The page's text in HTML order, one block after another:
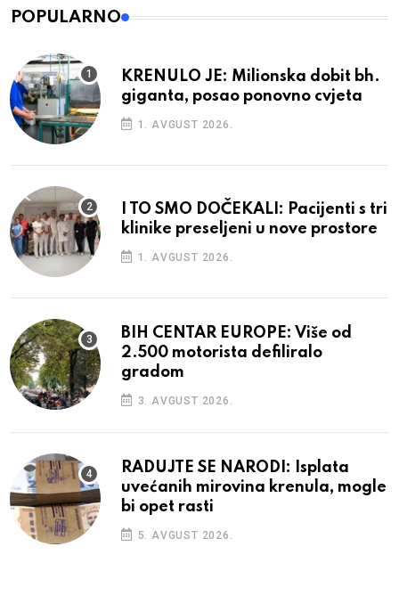
POPULARNO
KRENULO JE: Milionska dobit bh.
giganta, posao ponovno cvjeta
1. AVGUST 2026.
I TO SMO DOČEKALI: Pacijenti s tri
klinike preseljeni u nove prostore
1. AVGUST 2026.
BIH CENTAR EUROPE: Više od
2.500 motorista defiliralo
gradom
3. AVGUST 2026.
RADUJTE SE NARODI: Isplata
uvećanih mirovina krenula, mogle
bi opet rasti
5. AVGUST 2026.